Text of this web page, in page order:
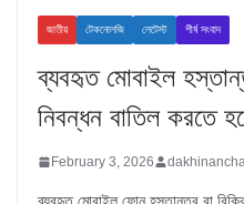
জাতীয় টেকনোলজি লেটেস্ট শীর্ষ সংবাদ
ব্যবহৃত মোবাইল
নিবন্ধন বাতিল করতে
February 3, 2026
ব্যবহৃত মোবাইল ফোন হস্তান্তর বা